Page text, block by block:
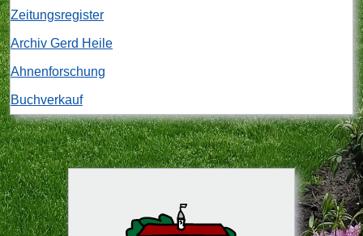
Zeitungsregister
Archiv Gerd Heile
Ahnenforschung
Buchverkauf